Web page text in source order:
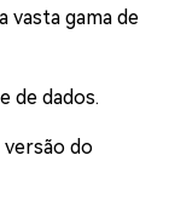
vasta gama de
de dados.
versão do